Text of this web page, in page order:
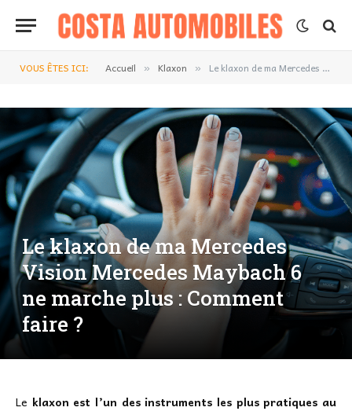
VOUS ÊTES ICI: Accueil » Klaxon » Le klaxon de ma Mercedes Vision Mercedes Maybach 6 ne marche plus : Comment faire ?
Le klaxon de ma Mercedes
Vision Mercedes Maybach 6
ne marche plus : Comment
faire ?
Le klaxon est l’un des instruments les plus pratiques au